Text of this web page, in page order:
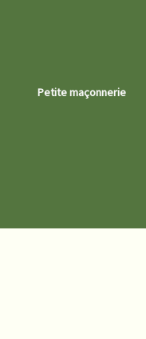
Petite maçonnerie